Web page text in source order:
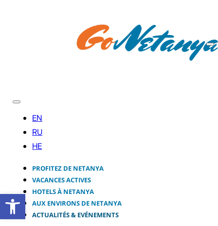
Ouvrir la barre d’outils
PROFITEZ DE NETANYA
VACANCES ACTIVES
HOTELS À NETANYA
AUX ENVIRONS DE NETANYA
ACTUALITÉS & EVÉNEMENTS